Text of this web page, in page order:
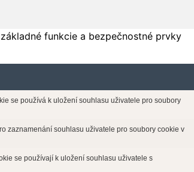
funkcie a bezpečnostné prvky
se používá k uložení souhlasu uživatele pro soubory
zaznamenání souhlasu uživatele pro soubory cookie v
se používají k uložení souhlasu uživatele s